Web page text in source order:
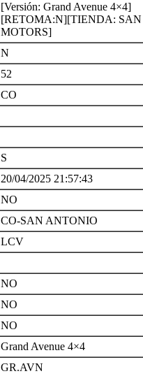
[Versión: Grand Avenue 4×4]
[RETOMA:N][TIENDA:
MOTORS]
N
52
CO
S
20/04/2025 21:57:43
NO
CO-SAN ANTONIO
LCV
NO
NO
NO
Grand Avenue 4×4
GR.AVN